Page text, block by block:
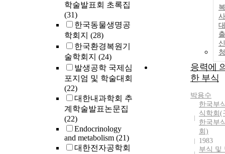
학술발표회 초록집
(31)
한국동물생명공
학회지 (28)
한국환경복원기
술학회지 (24)
발생공학 국제심
포지엄 및 학술대회
(22)
대한내과학회 추
계학술발표논문집
(22)
Endocrinology
and metabolism (21)
대한전자공학회
복
대
출
신
청
응력에
한 부식
박용수
한국부
식학회(
한국부
회)
1983
부식 및